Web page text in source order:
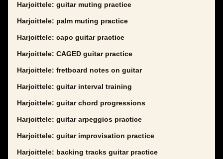
Harjoittele: guitar muting practice
Harjoittele: palm muting practice
Harjoittele: capo guitar practice
Harjoittele: CAGED guitar practice
Harjoittele: fretboard notes on guitar
Harjoittele: guitar interval training
Harjoittele: guitar chord progressions
Harjoittele: guitar arpeggios practice
Harjoittele: guitar improvisation practice
Harjoittele: backing tracks guitar practice